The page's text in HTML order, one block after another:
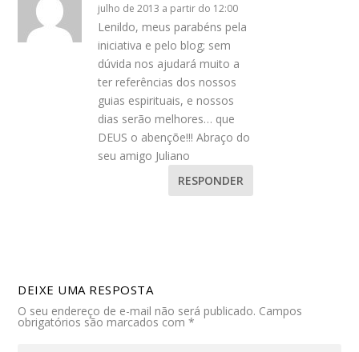
julho de 2013 a partir do 12:00
Lenildo, meus parabéns pela
iniciativa e pelo blog; sem
dúvida nos ajudará muito a
ter referências dos nossos
guias espirituais, e nossos
dias serão melhores… que
DEUS o abençõe!!! Abraço do
seu amigo Juliano
RESPONDER
DEIXE UMA RESPOSTA
O seu endereço de e-mail não será publicado. Campos
obrigatórios são marcados com*